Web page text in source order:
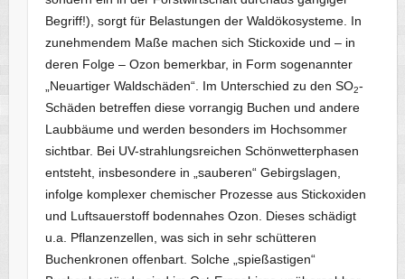
Begriff!), sorgt für Belastungen der Waldökosysteme. In
zunehmendem Maße machen sich Stickoxide und – in
deren Folge – Ozon bemerkbar, in Form sogenannter
„Neuartiger Waldschäden“. Im Unterschied zu den SO2-
Schäden betreffen diese vorrangig Buchen und andere
Laubbäume und werden besonders im Hochsommer
sichtbar. Bei UV-strahlungsreichen Schönwetterphasen
entsteht, insbesondere in „sauberen“ Gebirgslagen,
infolge komplexer chemischer Prozesse aus Stickoxiden
und Luftsauerstoff bodennahes Ozon. Dieses schädigt
u.a. Pflanzenzellen, was sich in sehr schütteren
Buchenkronen offenbart. Solche „spießastigen“